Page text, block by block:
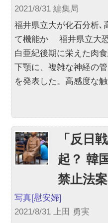
2021/8/31 編集局
福井県立大が化石分析､
て機能か 福井県立大恐
白亜紀後期に栄えた肉
下顎に、複雑な神経の
を発表した。高感度な
「反日
起？ 韓
禁止法
写真[慰安婦]
2021/8/31 上田 勇実